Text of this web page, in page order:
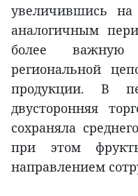
увеличившись
аналогичным
более
региональной
продукции. В
двусторонняя
сохраняла
при этом
направлением